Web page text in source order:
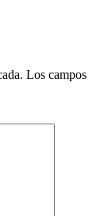
Los campos